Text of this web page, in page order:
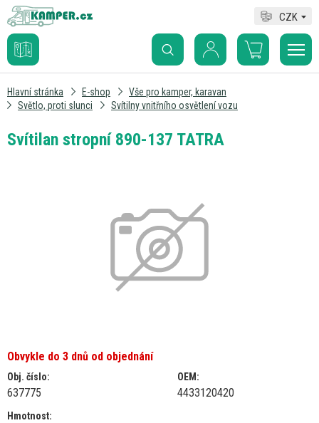
CZK
Hlavní stránka E-shop
Vše pro kamper, karavan
Světlo, proti slunci
Svítilny vnitřního osvětlení vozu
Svítilan stropní 890-137 TATRA
Obvykle do 3 dnů od objednání
Obj. číslo:
637775
OEM:
4433120420
Hmotnost: